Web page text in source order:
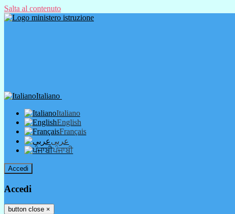
Salta al contenuto
Italiano
Italiano
English
Français
عربى
ਪੰਜਾਬੀ
Accedi
Accedi
button close ×